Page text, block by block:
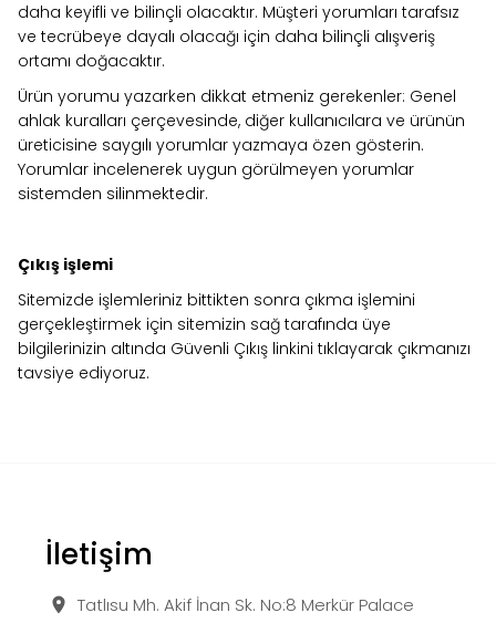
daha keyifli ve bilinçli olacaktır. Müşteri yorumları tarafsız
ve tecrübeye dayalı olacağı için daha bilinçli alışveriş
ortamı doğacaktır.
Ürün yorumu yazarken dikkat etmeniz gerekenler: Genel
ahlak kuralları çerçevesinde, diğer kullanıcılara ve ürünün
üreticisine saygılı yorumlar yazmaya özen gösterin.
Yorumlar incelenerek uygun görülmeyen yorumlar
sistemden silinmektedir.
Çıkış işlemi
Sitemizde işlemleriniz bittikten sonra çıkma işlemini
gerçekleştirmek için sitemizin sağ tarafında üye
bilgilerinizin altında Güvenli Çıkış linkini tıklayarak çıkmanızı
tavsiye ediyoruz.
İletişim
Tatlısu Mh. Akif İnan Sk. No:8 Merkür Palace